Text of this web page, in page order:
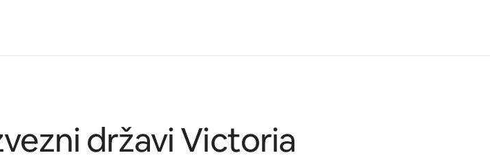
državi Victoria